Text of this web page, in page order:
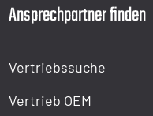
Ansprechpartner finden
Vertriebssuche
Vertrieb OEM